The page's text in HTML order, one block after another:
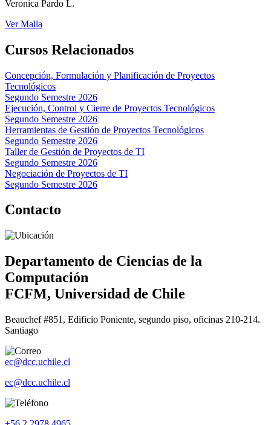
Veronica Pardo L.
Ver Malla
Cursos Relacionados
Concepción, Formulación y Planificación de Proyectos
Tecnológicos
Segundo Semestre 2026
Ejecución, Control y Cierre de Proyectos Tecnológicos
Segundo Semestre 2026
Herramientas de Gestión de Proyectos Tecnológicos
Segundo Semestre 2026
Taller de Gestión de Proyectos de TI
Segundo Semestre 2026
Negociación de Proyectos de TI
Segundo Semestre 2026
Contacto
Departamento de Ciencias de la
Computación
FCFM, Universidad de Chile
Beauchef #851, Edificio Poniente, segundo piso, oficinas 210-214.
Santiago
ec@dcc.uchile.cl
ec@dcc.uchile.cl